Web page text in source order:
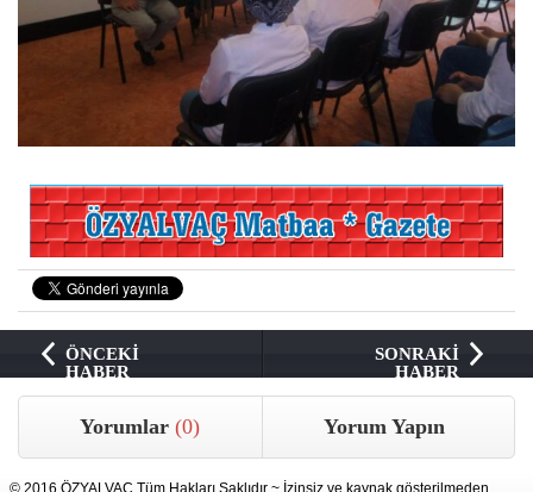
ÖNCEKİ
HABER
SONRAKİ
HABER
Yorumlar(0) Yorum Yapın
© 2016 ÖZYALVAÇ Tüm Hakları Saklıdır ~ İzinsiz ve kaynak gösterilmeden